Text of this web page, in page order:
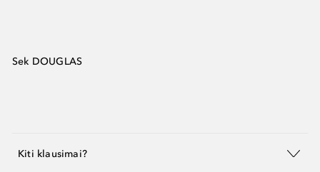
Sek DOUGLAS
Kiti klausimai?